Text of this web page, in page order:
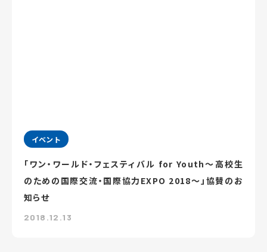
イベント
「ワン・ワールド・フェスティバル for Youth～高校生
のための国際交流・国際協力EXPO 2018～」協賛のお
知らせ
2018.12.13